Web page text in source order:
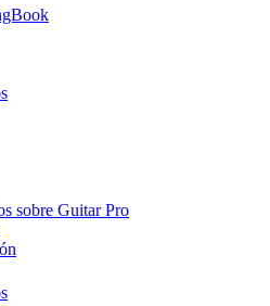
sobre Guitar Pro